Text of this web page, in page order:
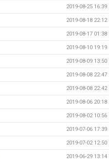
2019-08-25 16:39
2019-08-18 22:12
2019-08-17 01:38
2019-08-10 19:19
2019-08-09 13:50
2019-08-08 22:47
2019-08-08 22:42
2019-08-06 20:18
2019-08-02 10:56
2019-07-06 17:39
2019-07-02 12:50
2019-06-29 13:14